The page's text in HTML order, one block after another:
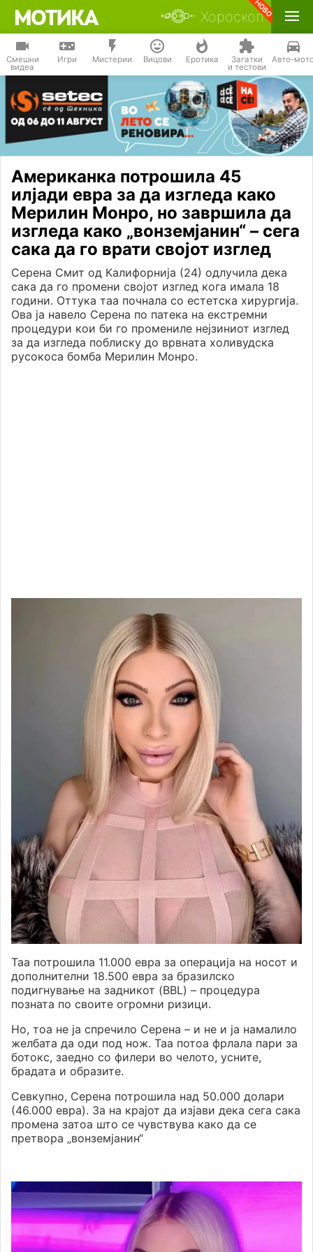
Хороскоп
Смешни
видеа
Игри Мистерии Вицови Еротика Загатки
и тестови
Авто-
Американка потрошила 45
илјади евра за да изгледа како
Мерилин Монро, но завршила да
изгледа како „вонземјанин“ – сега
сака да го врати својот изглед
Серена Смит од Калифорнија (24) одлучила дека
сака да го промени својот изглед кога имала 18
години. Оттука таа почнала со естетска хирургија.
Ова ја навело Серена по патека на екстремни
процедури кои би го промениле нејзиниот изглед
за да изгледа поблиску до врвната холивудска
русокоса бомба Мерилин Монро.
Таа потрошила 11.000 евра за операција на носот и
дополнителни 18.500 евра за бразилско
подигнување на задникот (BBL) – процедура
позната по своите огромни ризици.
Но, тоа не ја спречило Серена – и не и ја намалило
желбата да оди под нож. Таа потоа фрлала пари за
ботокс, заедно со филери во челото, усните,
брадата и образите.
Севкупно, Серена потрошила над 50.000 долари
(46.000 евра). За на крајот да изјави дека сега сака
промена затоа што се чувствува како да се
претвора „вонземјанин“